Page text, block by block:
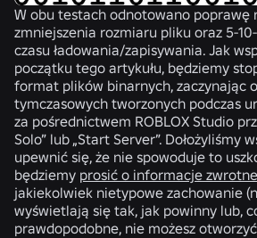
W obu testach odnotowano poprawę
zmniejszenia rozmiaru pliku oraz 5-
czasu ładowania/zapisywania. Jak
początku tego artykułu, będziemy
format plików binarnych, zaczynając
tymczasowych tworzonych podczas
za pośrednictwem ROBLOX Studio
Solo” lub „Start Server”. Dołożyliśmy
upewnić się, że nie spowoduje to
będziemy prosić o informacje zwrotne
jakiekolwiek nietypowe zachowanie
wyświetlają się tak, jak powinny lub,
prawdopodobne, nie możesz